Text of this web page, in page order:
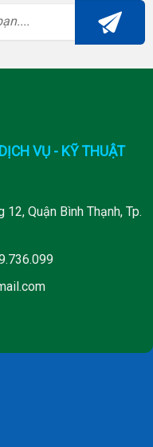
VỤ - KỸ THUẬT
Quận Bình Thạnh, Tp.